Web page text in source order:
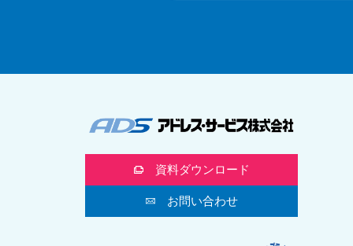
資料ダウンロード
お問い合わせ